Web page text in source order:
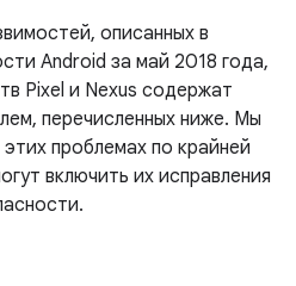
описанных в
Android за май 2018 года,
Pixel и Nexus содержат
перечисленных ниже. Мы
проблемах по крайней
включить их исправления